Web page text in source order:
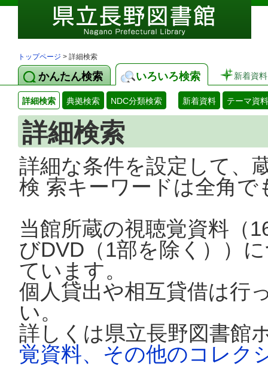
トップページ > 詳細検索
かんたん検索 いろいろ検索 新着資料
詳細検索 典拠検索 NDC分類検索 新着資料 テーマ資料
詳細検索
詳細な条件を設定して、
検 索キーワードは全角
当館所蔵の視聴覚資料（
びDVD（1部を除く））
ています。
個人貸出や相互貸借は行
い。
詳しくは県立長野図書館
覚資料、その他のコレク